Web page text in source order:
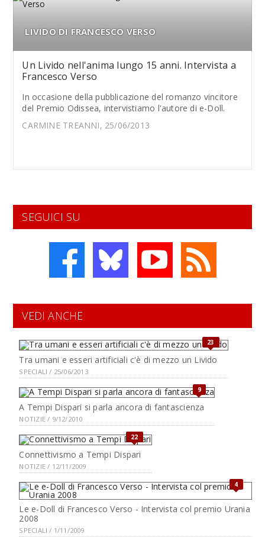
LIVIDO DI FRANCESCO VERSO
Un Livido nell'anima lungo 15 anni. Intervista a
Francesco Verso
In occasione della pubblicazione del romanzo vincitore
del Premio Odissea, intervistiamo l'autore di e-Doll.
CARMINE TREANNI, 25/06/2013
SEGUICI SU
VEDI ANCHE
23
Tra umani e esseri artificiali c'è di mezzo un Livido
SPECIALI / 25/06/2013
9
A Tempi Dispari si parla ancora di fantascienza
NOTIZIE / 9/12/2010
22
Connettivismo a Tempi Dispari
NOTIZIE / 12/11/2009
4
Le e-Doll di Francesco Verso - Intervista col premio Urania
2008
SPECIALI / 1/11/2009